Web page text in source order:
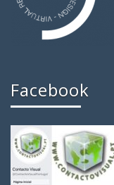
Facebook